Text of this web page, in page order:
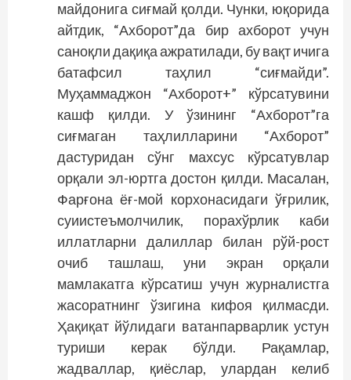
майдонига сиғмай қолди. Чунки, юқорида
айтдик, “Ахборот”да бир ахборот учун
саноқли дақиқа ажратилади, бу вақт ичига
батафсил таҳлил “сиғмайди”.
Муҳаммаджон “Ахборот+” кўрсатувини
кашф қилди. У ўзининг “Ахборот”га
сиғмаган таҳлилларини “Ахборот”
дастуридан сўнг махсус кўрсатувлар
орқали эл-юртга достон қилди. Масалан,
Фарғона ёғ-мой корхонасидаги ўғрилик,
суиис­теъмолчилик, порахўрлик каби
иллатларни далиллар билан рўй-рост
очиб ташлаш, уни экран орқали
мамлакатга кўрсатиш учун журналистга
жасоратнинг ўзигина кифоя қилмасди.
Ҳақиқат йўлидаги ватанпарварлик устун
туриши керак бўлди. Рақамлар,
жадваллар, қиёслар, улардан келиб